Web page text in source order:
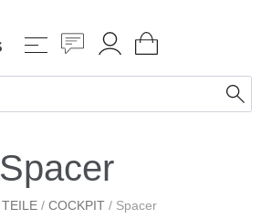
Spacer
TEILE / COCKPIT / Spacer